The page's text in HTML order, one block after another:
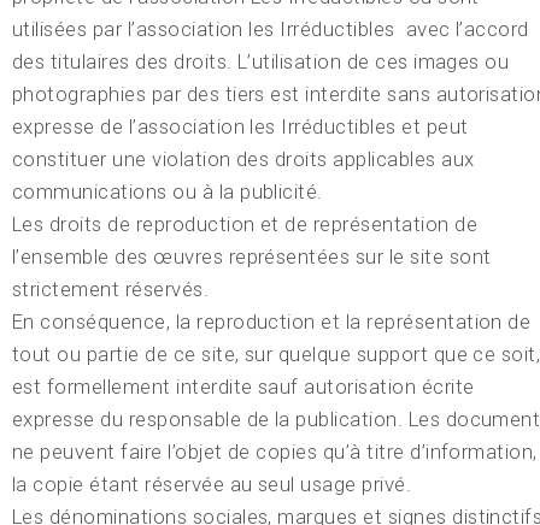
utilisées par l’association les Irréductibles avec l’accord
des titulaires des droits. L’utilisation de ces images ou
photographies par des tiers est interdite sans
expresse de l’association les Irréductibles et peut
constituer une violation des droits applicables aux
communications ou à la publicité.
Les droits de reproduction et de représentation de
l’ensemble des œuvres représentées sur le site sont
strictement réservés.
En conséquence, la reproduction et la représentation de
tout ou partie de ce site, sur quelque support que ce soit,
est formellement interdite sauf autorisation écrite
expresse du responsable de la publication. Les
ne peuvent faire l’objet de copies qu’à titre d’information,
la copie étant réservée au seul usage privé.
Les dénominations sociales, marques et signes